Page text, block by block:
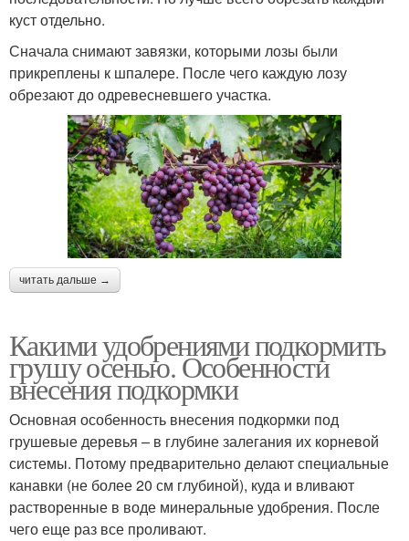
куст отдельно.
Сначала снимают завязки, которыми лозы были
прикреплены к шпалере. После чего каждую лозу
обрезают до одревесневшего участка.
читать дальше →
Какими удобрениями подкормить
грушу осенью. Особенности
внесения подкормки
Основная особенность внесения подкормки под
грушевые деревья – в глубине залегания их корневой
системы. Потому предварительно делают специальные
канавки (не более 20 см глубиной), куда и вливают
растворенные в воде минеральные удобрения. После
чего еще раз все проливают.